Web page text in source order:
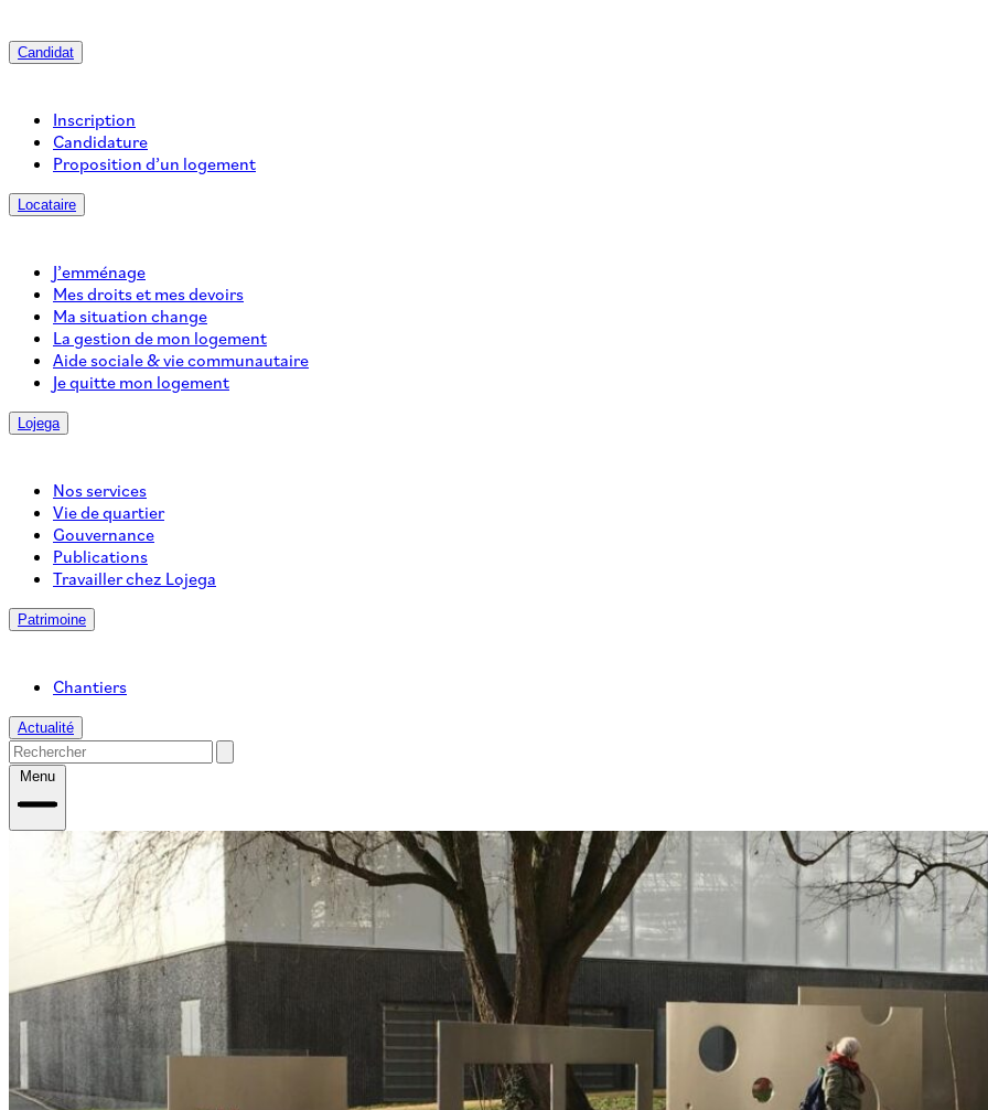
Candidat
Inscription
Candidature
Proposition d’un logement
Locataire
J’emménage
Mes droits et mes devoirs
Ma situation change
La gestion de mon logement
Aide sociale & vie communautaire
Je quitte mon logement
Lojega
Nos services
Vie de quartier
Gouvernance
Publications
Travailler chez Lojega
Patrimoine
Chantiers
Actualité
Menu